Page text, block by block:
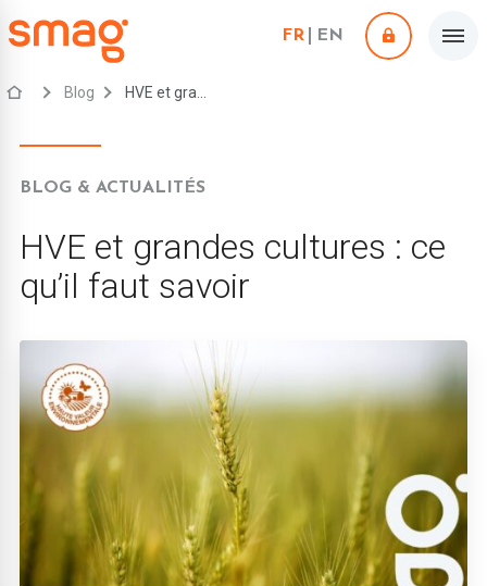
FR EN
Blog
BLOG & ACTUALITÉS
HVE et grandes cultures : ce
qu’il faut savoir